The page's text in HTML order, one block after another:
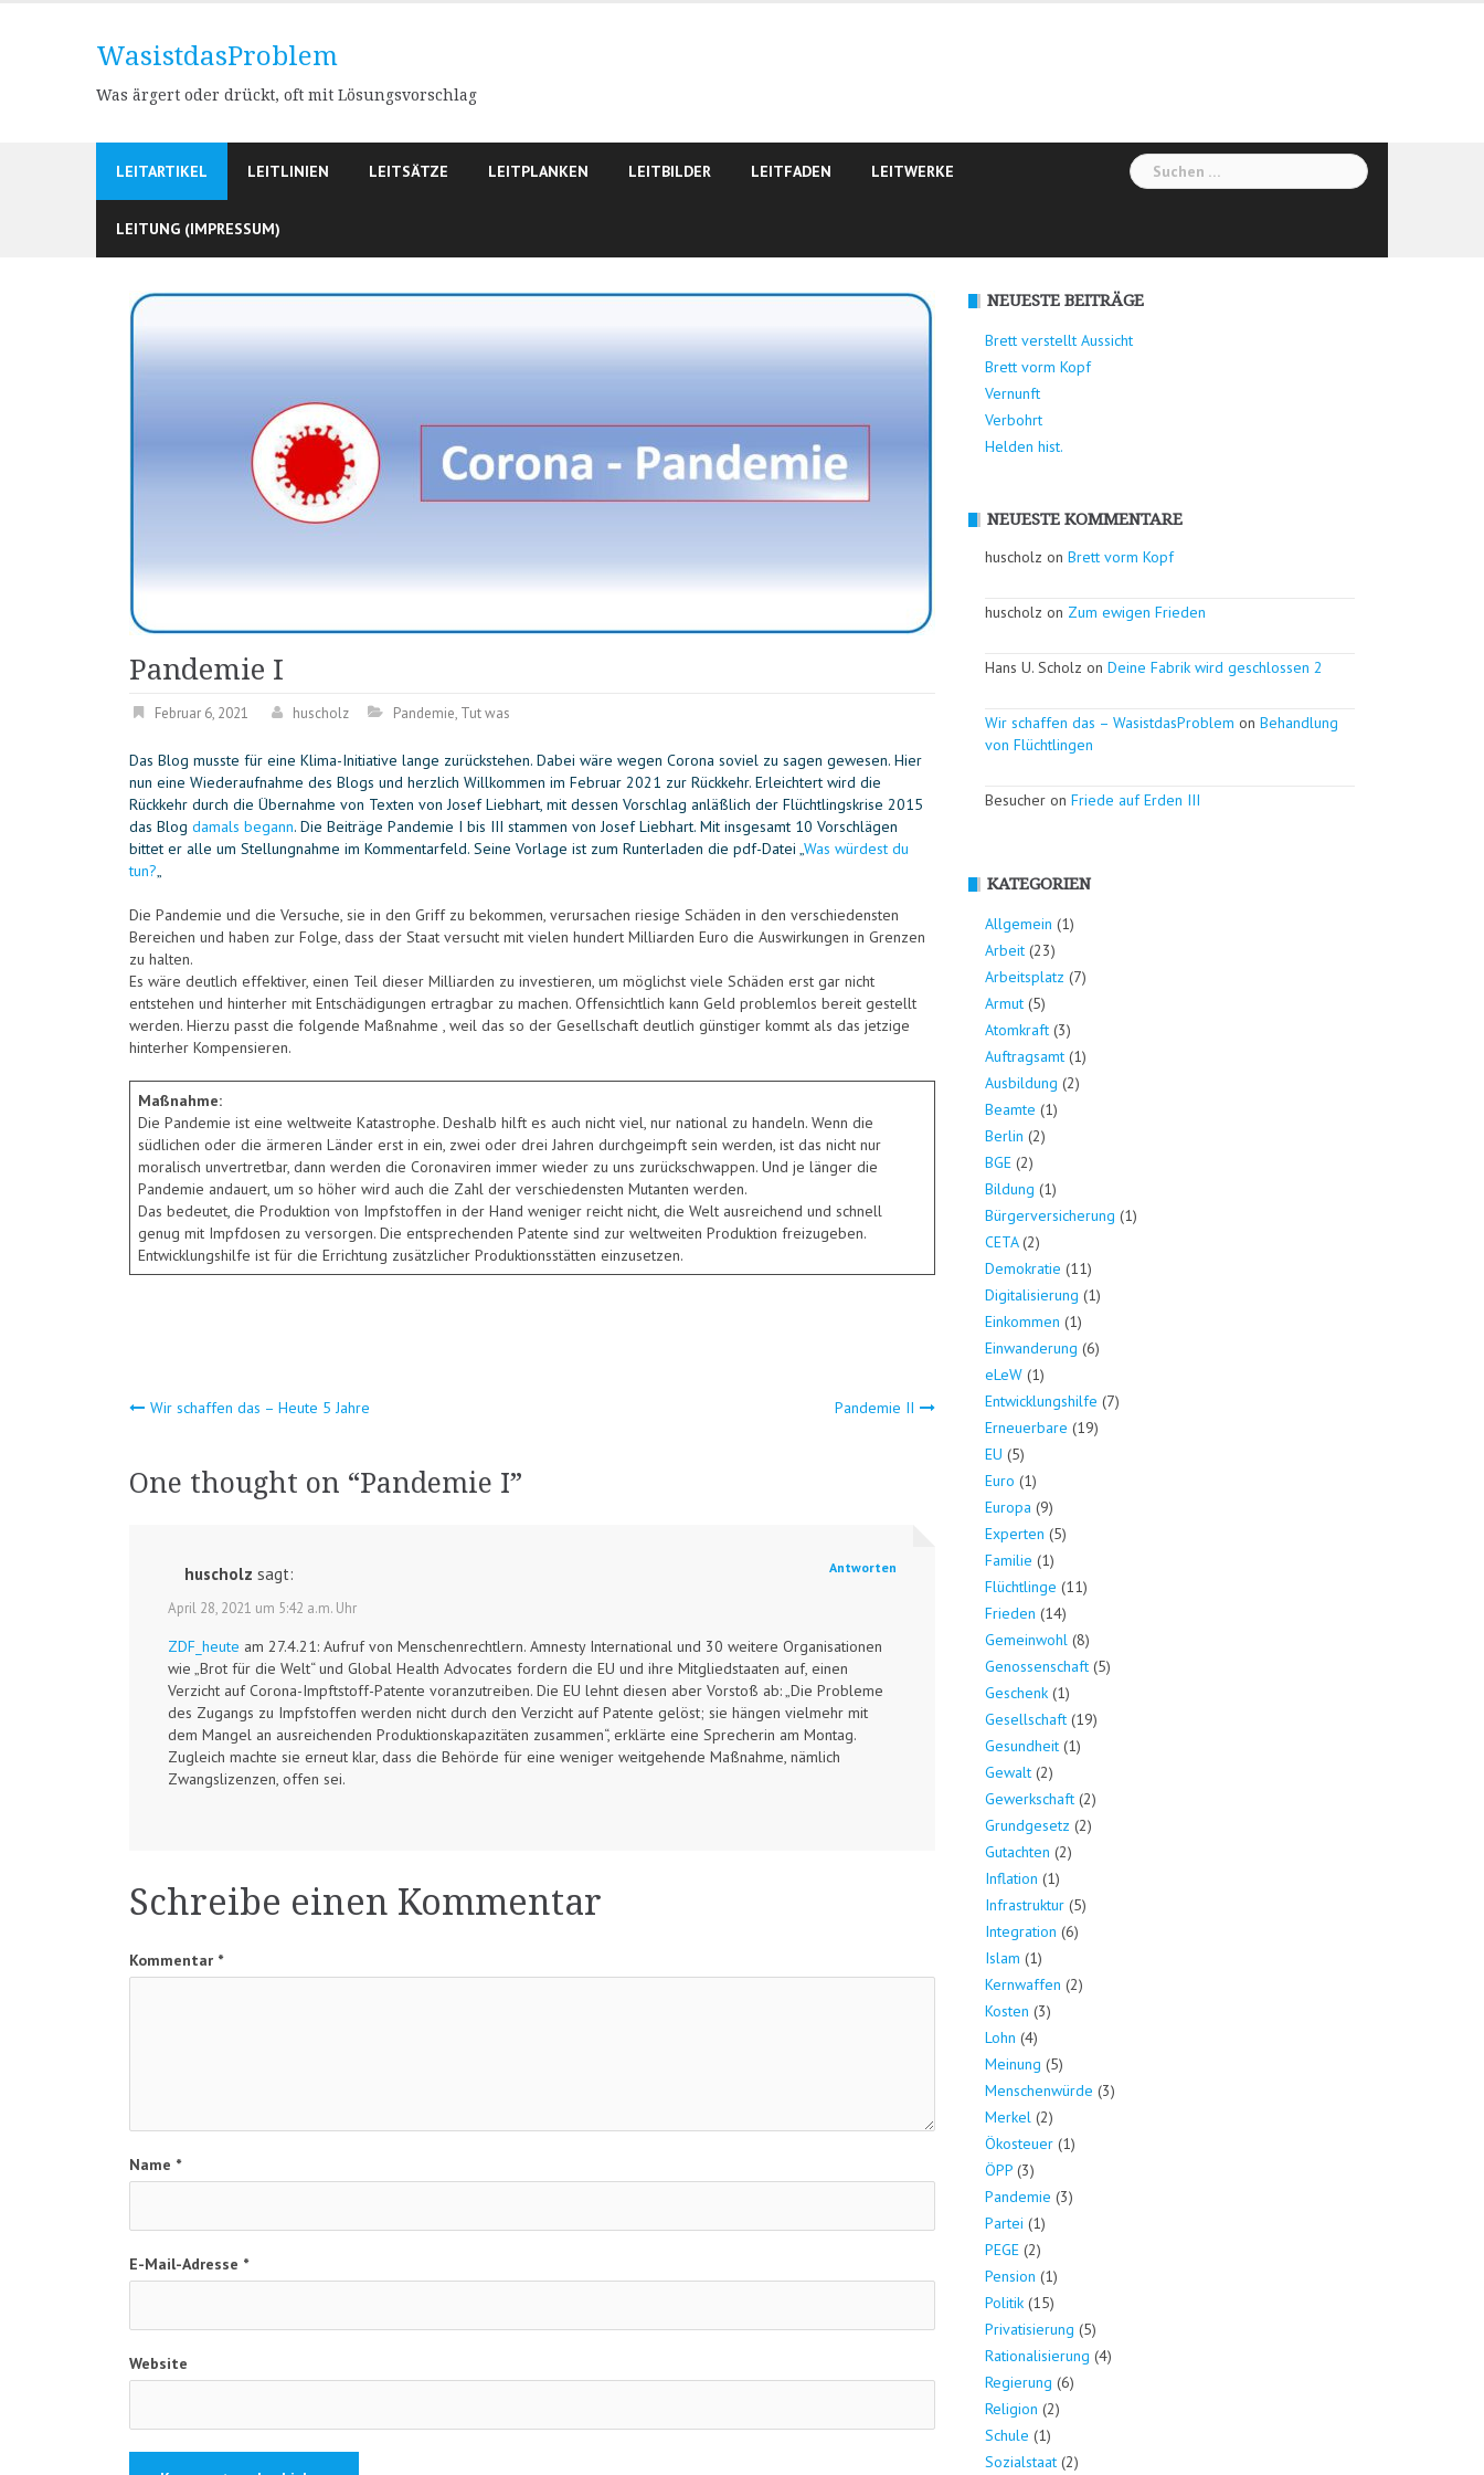
WasistdasProblem
Was ärgert oder drückt, oft mit Lösungsvorschlag
LEITARTIKEL LEITLINIEN LEITSÄTZE LEITPLANKEN LEITBILDER LEITFADEN LEITWERKE
LEITUNG (IMPRESSUM)
Suchen
nach:
Pandemie I
Februar 6, 2021 huscholz Pandemie, Tut was
Das Blog musste für eine Klima-Initiative lange zurückstehen. Dabei wäre wegen Corona soviel zu sagen gewesen. Hier
nun eine Wiederaufnahme des Blogs und herzlich Willkommen im Februar 2021 zur Rückkehr. Erleichtert wird die
Rückkehr durch die Übernahme von Texten von Josef Liebhart, mit dessen Vorschlag anläßlich der Flüchtlingskrise 2015
das Blog damals begann. Die Beiträge Pandemie I bis III stammen von Josef Liebhart. Mit insgesamt 10 Vorschlägen
bittet er alle um Stellungnahme im Kommentarfeld. Seine Vorlage ist zum Runterladen die pdf-Datei „Was würdest du
tun?„
Die Pandemie und die Versuche, sie in den Griff zu bekommen, verursachen riesige Schäden in den verschiedensten
Bereichen und haben zur Folge, dass der Staat versucht mit vielen hundert Milliarden Euro die Auswirkungen in Grenzen
zu halten.
Es wäre deutlich effektiver, einen Teil dieser Milliarden zu investieren, um möglichst viele Schäden erst gar nicht
entstehen und hinterher mit Entschädigungen ertragbar zu machen. Offensichtlich kann Geld problemlos bereit gestellt
werden. Hierzu passt die folgende Maßnahme , weil das so der Gesellschaft deutlich günstiger kommt als das jetzige
hinterher Kompensieren.
Maßnahme:
Die Pandemie ist eine weltweite Katastrophe. Deshalb hilft es auch nicht viel, nur national zu handeln. Wenn die
südlichen oder die ärmeren Länder erst in ein, zwei oder drei Jahren durchgeimpft sein werden, ist das nicht nur
moralisch unvertretbar, dann werden die Coronaviren immer wieder zu uns zurückschwappen. Und je länger die
Pandemie andauert, um so höher wird auch die Zahl der verschiedensten Mutanten werden.
Das bedeutet, die Produktion von Impfstoffen in der Hand weniger reicht nicht, die Welt ausreichend und schnell
genug mit Impfdosen zu versorgen. Die entsprechenden Patente sind zur weltweiten Produktion freizugeben.
Entwicklungshilfe ist für die Errichtung zusätzlicher Produktionsstätten einzusetzen.
Beitragsnavigation
Wir schaffen das – Heute 5 Jahre Pandemie II
One thought on “Pandemie I”
huscholz sagt:
April 28, 2021 um 5:42 a.m. Uhr
ZDF_heute am 27.4.21: Aufruf von Menschenrechtlern. Amnesty International und 30 weitere Organisationen
wie „Brot für die Welt“ und Global Health Advocates fordern die EU und ihre Mitgliedstaaten auf, einen
Verzicht auf Corona-Impftstoff-Patente voranzutreiben. Die EU lehnt diesen aber Vorstoß ab: „Die Probleme
des Zugangs zu Impfstoffen werden nicht durch den Verzicht auf Patente gelöst; sie hängen vielmehr mit
dem Mangel an ausreichenden Produktionskapazitäten zusammen“, erklärte eine Sprecherin am Montag.
Zugleich machte sie erneut klar, dass die Behörde für eine weniger weitgehende Maßnahme, nämlich
Zwangslizenzen, offen sei.
Antworten
Schreibe einen Kommentar
Kommentar *
Name *
E-Mail-Adresse *
Website
NEUESTE BEITRÄGE
Brett verstellt Aussicht
Brett vorm Kopf
Vernunft
Verbohrt
Helden hist.
NEUESTE KOMMENTARE
huscholz on Brett vorm Kopf
huscholz on Zum ewigen Frieden
Hans U. Scholz on Deine Fabrik wird geschlossen 2
Wir schaffen das – WasistdasProblem on Behandlung
von Flüchtlingen
Besucher on Friede auf Erden III
KATEGORIEN
Allgemein (1)
Arbeit (23)
Arbeitsplatz (7)
Armut (5)
Atomkraft (3)
Auftragsamt (1)
Ausbildung (2)
Beamte (1)
Berlin (2)
BGE (2)
Bildung (1)
Bürgerversicherung (1)
CETA(2)
Demokratie (11)
Digitalisierung (1)
Einkommen (1)
Einwanderung (6)
eLeW (1)
Entwicklungshilfe (7)
Erneuerbare (19)
EU (5)
Euro (1)
Europa (9)
Experten (5)
Familie (1)
Flüchtlinge (11)
Frieden (14)
Gemeinwohl (8)
Genossenschaft (5)
Geschenk (1)
Gesellschaft (19)
Gesundheit (1)
Gewalt (2)
Gewerkschaft (2)
Grundgesetz (2)
Gutachten (2)
Inflation (1)
Infrastruktur (5)
Integration (6)
Islam (1)
Kernwaffen (2)
Kosten (3)
Lohn (4)
Meinung (5)
Menschenwürde (3)
Merkel (2)
Ökosteuer (1)
ÖPP (3)
Pandemie (3)
Partei (1)
PEGE (2)
Pension (1)
Politik (15)
Privatisierung (5)
Rationalisierung (4)
Regierung (6)
Religion (2)
Schule (1)
Sozialstaat (2)